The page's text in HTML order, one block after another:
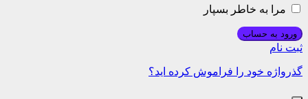
مرا به خاطر بسپار
ورود به حساب
ثبت نام
گذرواژه خود را فراموش کرده اید؟